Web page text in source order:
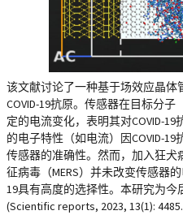
该文献讨论了一种基于场效应晶体
COVID-19抗原。传感器在目标分子
定的电流变化，表明其对COVID-
的电子特性（如电流）因COVID-
传感器的准确性。然而，加入狂犬
征病毒（MERS）并未改变传感器
19具有高度的选择性。本研究为今
(Scientific reports, 2023, 13(1):